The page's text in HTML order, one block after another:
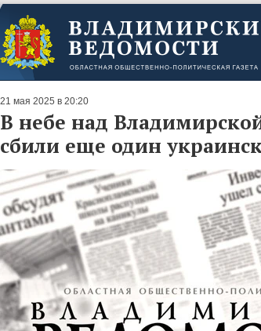
21 мая 2025 в 20:20
В небе над
сбили еще один